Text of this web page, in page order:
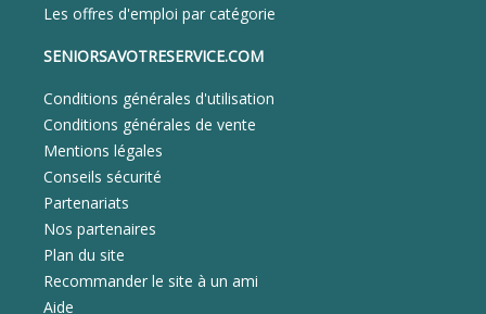
Les offres d'emploi par catégorie
SENIORSAVOTRESERVICE.COM
Conditions générales d'utilisation
Conditions générales de vente
Mentions légales
Conseils sécurité
Partenariats
Nos partenaires
Plan du site
Recommander le site à un ami
Aide